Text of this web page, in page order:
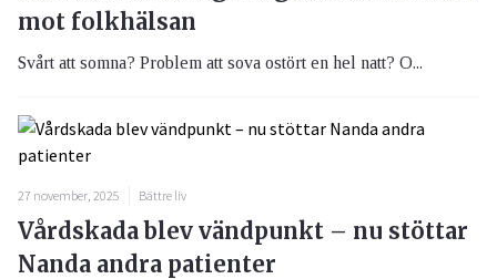
mot folkhälsan
Svårt att somna? Problem att sova ostört en hel natt? O...
27 november, 2025 Bättre liv
Vårdskada blev vändpunkt – nu stöttar
Nanda andra patienter